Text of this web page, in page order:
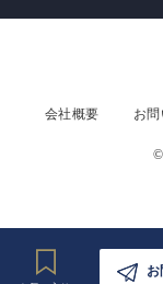
お
会社概要 お